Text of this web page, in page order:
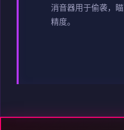
消音器用于偷袭，
精度。